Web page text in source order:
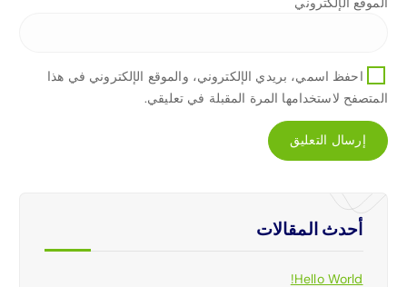
احفظ اسمي، بريدي الإلكتروني، والموقع الإلكتروني في هذا
المتصفح لاستخدامها المرة المقبلة في تعليقي.
أحدث المقالات
Hello World!